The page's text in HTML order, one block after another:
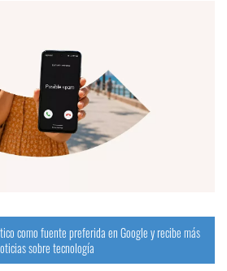
como fuente preferida en Google y recibe más
sobre tecnología